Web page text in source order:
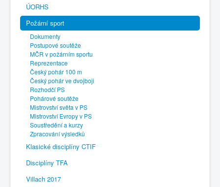
ÚORHS
Požární sport
Dokumenty
Postupové soutěže
MČR v požárním sportu
Reprezentace
Český pohár 100 m
Český pohár ve dvojboji
Rozhodčí PS
Pohárové soutěže
Mistrovství světa v PS
Mistrovství Evropy v PS
Soustředění a kurzy
Zpracování výsledků
Klasické disciplíny CTIF
Disciplíny TFA
Villach 2017